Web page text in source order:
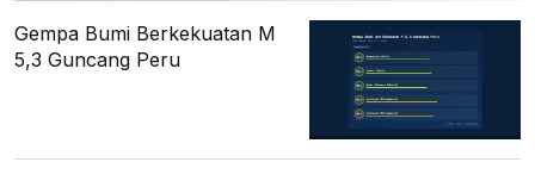
Gempa Bumi Berkekuatan M
5,3 Guncang Peru